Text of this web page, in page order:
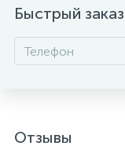
Быстрый заказ
Отзывы